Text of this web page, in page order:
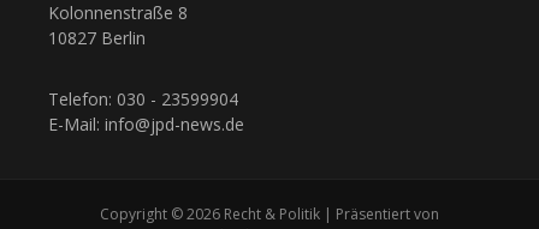
Kolonnenstraße 8
10827 Berlin
Telefon: 030 - 23599904
E-Mail: info@jpd-news.de
Copyright © 2026 Recht & Politik | Präsentiert von